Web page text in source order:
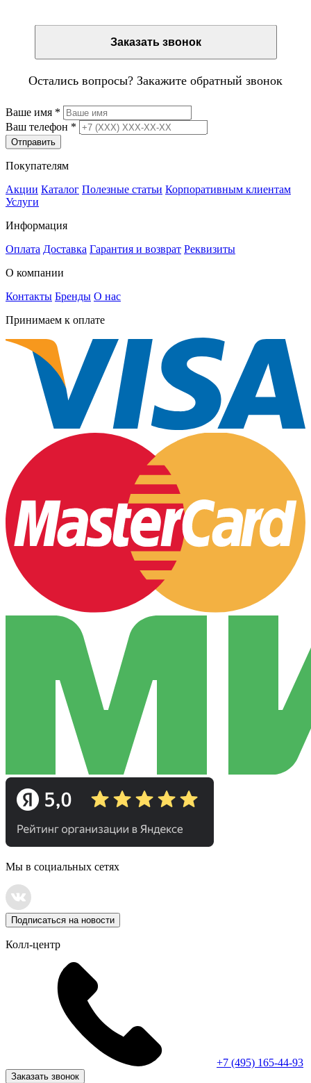
Заказать звонок
Остались вопросы? Закажите обратный звонок
Ваше имя *
Ваш телефон *
Отправить
Покупателям
Акции Каталог Полезные статьи Корпоративным клиентам
Услуги
Информация
Оплата Доставка Гарантия и возврат Реквизиты
О компании
Контакты Бренды О нас
Принимаем к оплате
Мы в социальных сетях
Подписаться на новости
Колл-центр
+7 (495) 165-44-93
Заказать звонок